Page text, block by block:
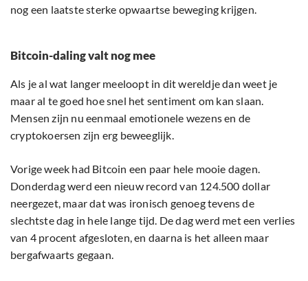
nog een laatste sterke opwaartse beweging krijgen.
Bitcoin-daling valt nog mee
Als je al wat langer meeloopt in dit wereldje dan weet je
maar al te goed hoe snel het sentiment om kan slaan.
Mensen zijn nu eenmaal emotionele wezens en de
cryptokoersen zijn erg beweeglijk.
Vorige week had Bitcoin een paar hele mooie dagen.
Donderdag werd een nieuw record van 124.500 dollar
neergezet, maar dat was ironisch genoeg tevens de
slechtste dag in hele lange tijd. De dag werd met een verlies
van 4 procent afgesloten, en daarna is het alleen maar
bergafwaarts gegaan.